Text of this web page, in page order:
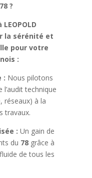
?
la sérénité et
pour votre
:
: Nous pilotons
l’audit technique
réseaux) à la
travaux.
: Un gain de
du 78 grâce à
de tous les